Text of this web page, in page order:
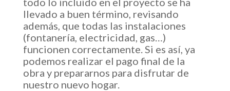
llevado a buen término, revisando
además, que todas las instalaciones
(fontanería, electricidad, gas…)
funcionen correctamente. Si es así, ya
podemos realizar el pago final de la
obra y prepararnos para disfrutar de
nuestro nuevo hogar.